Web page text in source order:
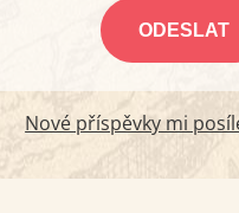
Nové příspěvky mi